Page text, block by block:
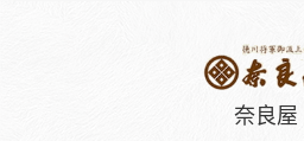
奈良屋